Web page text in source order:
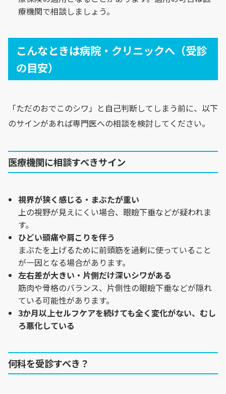
療機関で相談しましょう。
こんなときは病院・クリニックへ（受診
の目安）
「ただのおでこのシワ」と自己判断してしまう前に、以下
のサインがあれば専門医への相談を検討してください。
医療機関に相談すべきサイン
視界が狭く感じる・まぶたが重い
上の視野が見えにくい場合、眼瞼下垂などが疑われま
す。
ひどい頭痛や肩こりを伴う
まぶたを上げるために前頭筋を過剰に使っていること
が一因となる場合があります。
左右差が大きい・片側だけ深いシワがある
筋肉や骨格のバランス、片側性の眼瞼下垂などが隠れ
ている可能性があります。
3か月以上セルフケアを続けても全く変化がない、むし
ろ悪化している
何科を受診すべき？